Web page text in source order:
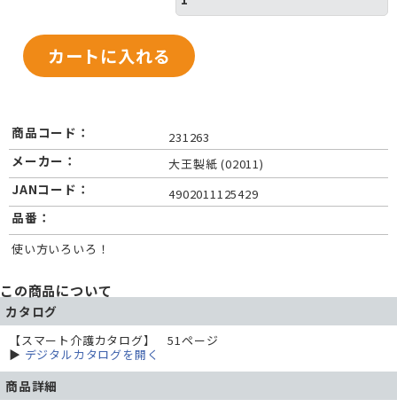
商品コード： 231263
メーカー： 大王製紙 (02011)
JANコード： 4902011125429
品番：
使い方いろいろ！
この商品について
カタログ
【スマート介護カタログ】 51ページ
▶ デジタルカタログを開く
商品詳細